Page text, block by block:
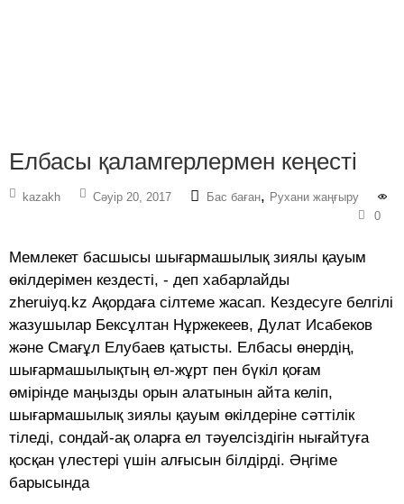
Елбасы қаламгерлермен кеңесті
kazakh Сәуір 20, 2017 Бас баған, Рухани жаңғыру
0
Мемлекет басшысы шығармашылық зиялы қауым
өкілдерімен кездесті, - деп хабарлайды
zheruiyq.kz Ақордаға сілтеме жасап. Кездесуге белгілі
жазушылар Бексұлтан Нұржекеев, Дулат Исабеков
және Смағұл Елубаев қатысты. Елбасы өнердің,
шығармашылықтың ел-жұрт пен бүкіл қоғам
өмірінде маңызды орын алатынын айта келіп,
шығармашылық зиялы қауым өкілдеріне сәттілік
тіледі, сондай-ақ оларға ел тәуелсіздігін нығайтуға
қосқан үлестері үшін алғысын білдірді. Әңгіме
барысында